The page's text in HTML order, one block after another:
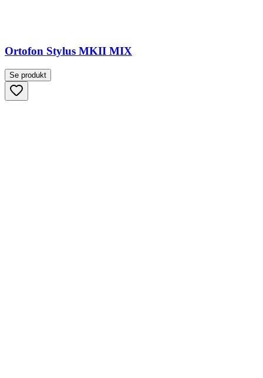
Ortofon Stylus MKII MIX
Se produkt